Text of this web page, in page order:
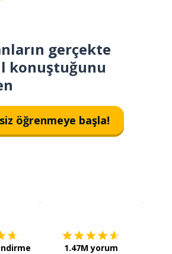
gerçekte
konuştuğunu
öğrenmeye başla!
1.47M yorum